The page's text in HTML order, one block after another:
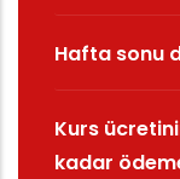
Hafta sonu
Kurs
kadar